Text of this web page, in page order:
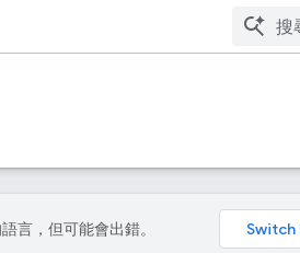
言，但可能會出錯。